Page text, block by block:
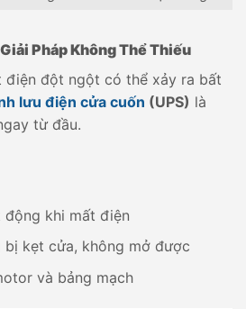
Pháp Không Thể Thiếu
điện đột ngột có thể xảy ra bất
lưu điện cửa cuốn (UPS) là
từ đầu.
động khi mất điện
bị kẹt cửa, không mở được
và bảng mạch